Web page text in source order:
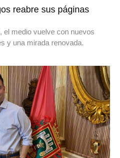
reabre sus páginas
el medio vuelve con nuevos
y una mirada renovada.